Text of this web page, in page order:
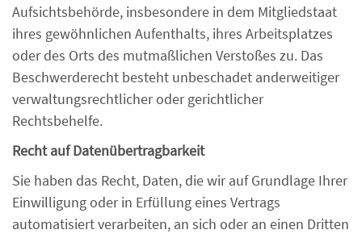
Aufsichtsbehörde, insbesondere in dem Mitgliedstaat
ihres gewöhnlichen Aufenthalts, ihres Arbeitsplatzes
oder des Orts des mutmaßlichen Verstoßes zu. Das
Beschwerderecht besteht unbeschadet anderweitiger
verwaltungsrechtlicher oder gerichtlicher
Rechtsbehelfe.
Recht auf Daten­übertrag­barkeit
Sie haben das Recht, Daten, die wir auf Grundlage Ihrer
Einwilligung oder in Erfüllung eines Vertrags
automatisiert verarbeiten, an sich oder an einen Dritten